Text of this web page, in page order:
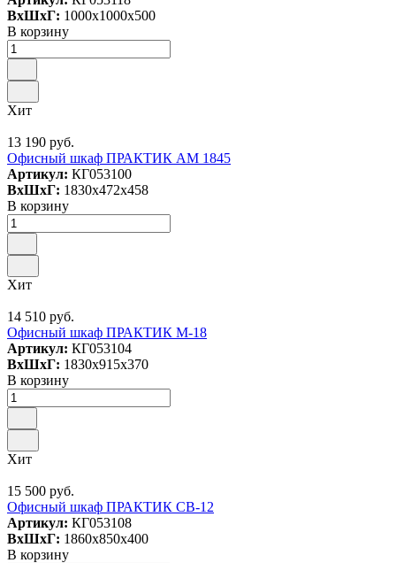
ВxШxГ: 1000x1000x500
В корзину
Хит
13 190 руб.
Офисный шкаф ПРАКТИК AM 1845
Артикул: КГ053100
ВxШxГ: 1830x472x458
В корзину
Хит
14 510 руб.
Офисный шкаф ПРАКТИК M-18
Артикул: КГ053104
ВxШxГ: 1830x915x370
В корзину
Хит
15 500 руб.
Офисный шкаф ПРАКТИК СВ-12
Артикул: КГ053108
ВxШxГ: 1860x850x400
В корзину